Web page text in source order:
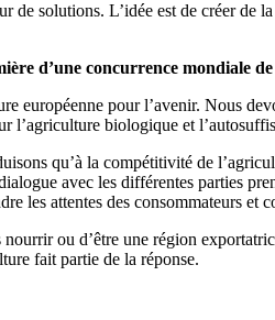
solutions. L’idée est de créer
d’une concurrence mondiale
européenne pour l’avenir. Nous
l’agriculture biologique et
qu’à la compétitivité de
avec les différentes parties
les attentes des consommateurs et
ou d’être une région
fait partie de la réponse.